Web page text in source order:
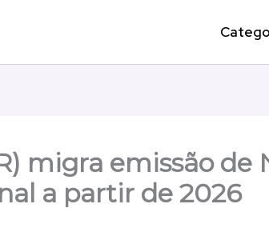
migra emissão de
a partir de 2026